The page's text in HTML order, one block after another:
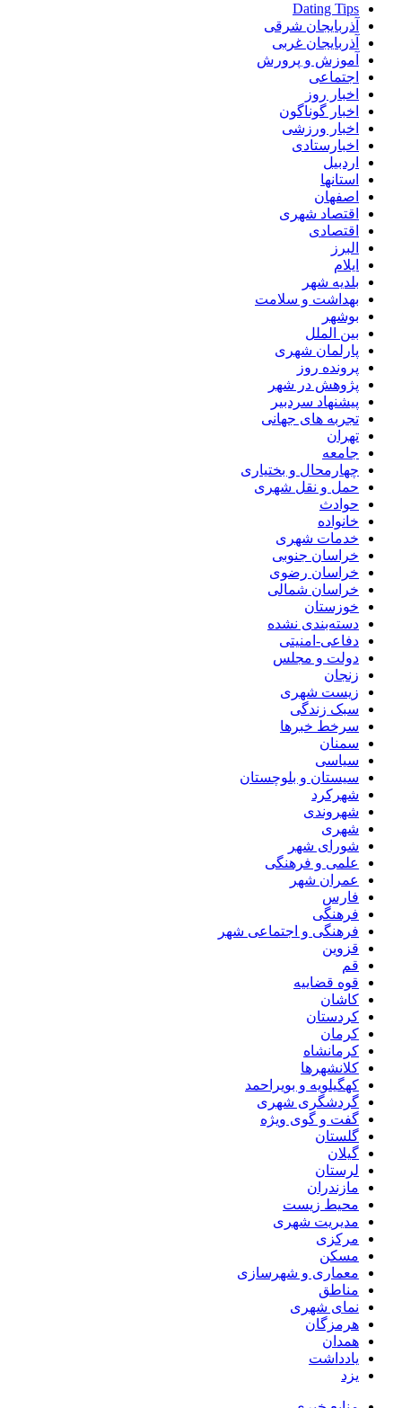
Dating Tips
آذربایجان شرقی
آذربایجان غربی
آموزش و پرورش
اجتماعی
اخبار روز
اخبار گوناگون
اخبار ورزشی
اخبارستادی
اردبیل
استانها
اصفهان
اقتصاد شهری
اقتصادی
البرز
ایلام
بلدیه شهر
بهداشت و سلامت
بوشهر
بین الملل
پارلمان شهری
پرونده روز
پژوهش در شهر
پیشنهاد سردبیر
تجربه های جهانی
تهران
جامعه
چهارمحال و بختیاری
حمل و نقل شهری
حوادث
خانواده
خدمات شهری
خراسان جنوبی
خراسان رضوی
خراسان شمالی
خوزستان
دسته‌بندی نشده
دفاعی-امنیتی
دولت و مجلس
زنجان
زیست شهری
سبک زندگی
سرخط خبرها
سمنان
سیاسی
سیستان و بلوچستان
شهرکرد
شهروندی
شهری
شورای شهر
علمی و فرهنگی
عمران شهر
فارس
فرهنگی
فرهنگی و اجتماعی شهر
قزوین
قم
قوه قضاییه
کاشان
کردستان
کرمان
کرمانشاه
کلانشهرها
کهگیلویه و بویراحمد
گردشگری شهری
گفت و گوی ویژه
گلستان
گیلان
لرستان
مازندران
محیط زیست
مدیریت شهری
مرکزی
مسکن
معماری و شهرسازی
مناطق
نمای شهری
هرمزگان
همدان
یادداشت
یزد